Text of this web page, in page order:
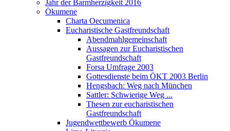
Jahr der Barmherzigkeit 2016
Ökumene
Charta Oecumenica
Eucharistische Gastfreundschaft
Abendmahlgemeinschaft
Aussagen zur Eucharistischen
Gastfreundschaft
Forsa Umfrage 2003
Gottesdienste beim ÖKT 2003 Berlin
Hengsbach: Weg nach München
Sattler: Schwierige Weg ...
Thesen zur eucharistischen
Gastfreundschaft
Jugendwettbewerb Ökumene